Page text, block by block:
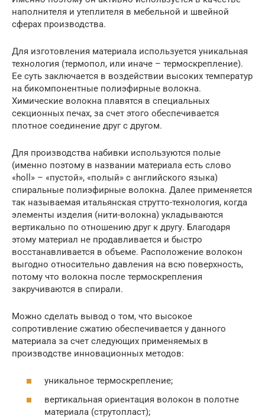
наполнителя и утеплителя в мебельной и швейной
сферах производства.
Для изготовления материала используется уникальная
технология (термопол, или иначе – термоскрепление).
Ее суть заключается в воздействии высоких температур
на бикомпонентные полиэфирные волокна.
Химические волокна плавятся в специальных
секционных печах, за счет этого обеспечивается
плотное соединение друг с другом.
Для производства набивки используются полые
(именно поэтому в названии материала есть слово
«holl» – «пустой», «полый» с английского языка)
спиральные полиэфирные волокна. Далее применяется
так называемая итальянская струтто-технология, когда
элементы изделия (нити-волокна) укладываются
вертикально по отношению друг к другу. Благодаря
этому материал не продавливается и быстро
восстанавливается в объеме. Расположение волокон
выгодно относительно давления на всю поверхность,
потому что волокна после термоскрепления
закручиваются в спирали.
Можно сделать вывод о том, что высокое
сопротивление сжатию обеспечивается у данного
материала за счет следующих применяемых в
производстве инновационных методов:
уникальное термоскрепление;
вертикальная ориентация волокон в полотне
материала (струтопласт);